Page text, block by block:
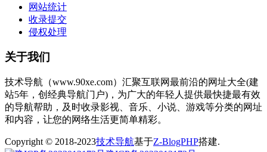
网站统计
收录提交
侵权处理
关于我们
技术导航（www.90xe.com）汇聚互联网最前沿的网址大全(建
站5年，创经典导航门户)，为广大的年轻人提供最快捷最有效
的导航帮助，及时收录影视、音乐、小说、游戏等分类的网址
和内容，让您的网络生活更简单精彩。
Copyright © 2018-2023技术导航基于Z-BlogPHP搭建.